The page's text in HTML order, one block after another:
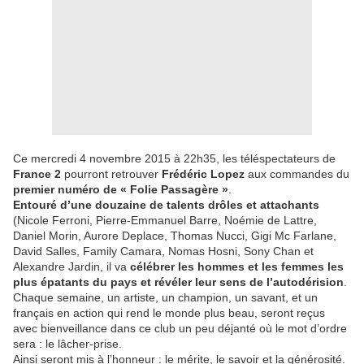
Ce mercredi 4 novembre 2015 à 22h35, les téléspectateurs de
France 2 pourront retrouver Frédéric Lopez aux commandes du
premier numéro de « Folie Passagère »
Entouré d’une douzaine de talents drôles et attachants
(Nicole Ferroni, Pierre-Emmanuel Barre, Noémie de Lattre,
Daniel Morin, Aurore Deplace, Thomas Nucci, Gigi Mc Farlane,
David Salles, Family Camara, Nomas Hosni, Sony Chan et
Alexandre Jardin, il va célébrer les hommes et les femmes les
plus épatants du pays et révéler leur sens de l’autodérision
Chaque semaine, un artiste, un champion, un savant, et un
français en action qui rend le monde plus beau, seront reçus
avec bienveillance dans ce club un peu déjanté où le mot d’ordre
sera : le lâcher-­prise.
Ainsi seront mis à l’honneur : le mérite, le savoir et la générosité.